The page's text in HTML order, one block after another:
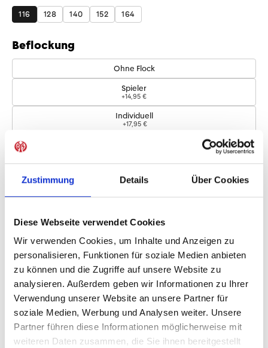
Zustimmung Details Über Cookies
Diese Webseite verwendet Cookies
Wir verwenden Cookies, um Inhalte und Anzeigen zu
personalisieren, Funktionen für soziale Medien anbieten
zu können und die Zugriffe auf unsere Website zu
analysieren. Außerdem geben wir Informationen zu Ihrer
Verwendung unserer Website an unsere Partner für
soziale Medien, Werbung und Analysen weiter. Unsere
Partner führen diese Informationen möglicherweise mit
weiteren Daten zusammen, die Sie ihnen bereitgestellt
116 128 140 152 164
Beflockung
Ohne Flock
Spieler
+14,95 €
Individuell
+17,95 €
Logos
Bundesliga-Logo
+4,95 €
IN DEN WARENKORB